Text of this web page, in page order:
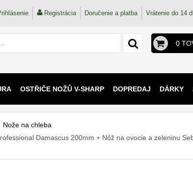
Registrácia Doručenie a platba Vrátenie do 14
0
OSTŘIČE NOŽŮ V-SHARP DOPREDAJ DÁRKY
Nože na chleba
Damascus 200mm + Nôž na ovocie a zeleninu